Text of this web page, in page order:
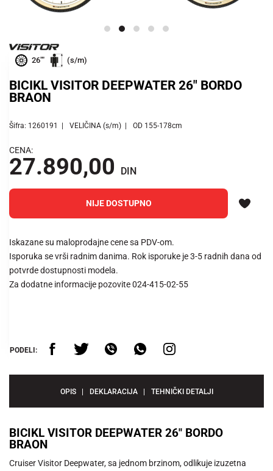
26"" (s/m)
BICIKL VISITOR DEEPWATER 26" BORDO
BRAON
Šifra: 1260191 VELIČINA (s/m) OD 155-178cm
CENA:
27.890,00 DIN
NIJE DOSTUPNO
Iskazane su maloprodajne cene sa PDV-om.
Isporuka se vrši radnim danima. Rok isporuke je 3-5 radnih dana od
potvrde dostupnosti modela.
Za dodatne informacije pozovite 024-415-02-55
PODELI:
OPIS DEKLARACIJA TEHNIČKI DETALJI
BICIKL VISITOR DEEPWATER 26" BORDO
BRAON
Cruiser Visitor Deepwater, sa jednom brzinom, odlikuje izuzetna